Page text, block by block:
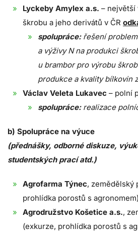
Lyckeby Amylex a.s. – největší
škrobu a jeho derivátů v ČR
spolupráce: řešení
a výživy N na produkci
u brambor pro výrobu
produkce a kvality bílkovin
Václav Veleta Lukavec – polní
spolupráce: realizace
b) Spolupráce na výuce
(přednášky, odborné diskuze,
studentských prací atd.)
Agrofarma Týnec, zemědělský
prohlídka porostů s agronomem)
Agrodružstvo Košetice a.s.,
(exkurze, prohlídka porostů s